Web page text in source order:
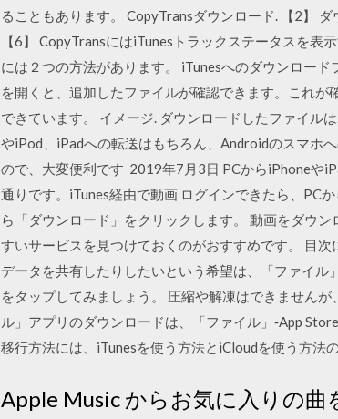
ることもあります。 CopyTransダウンロード. 【2】
【6】 CopyTransにはiTunesトラックステータスを表
には２つの方法があります。 iTunesへのダウンロード
を開くと、追加したファイルが確認できます。これ
できています。 イメージ. ダウンロードしたファイル
やiPod、iPadへの転送はもちろん、Androidのスマホ
ので、大変便利です 2019年7月3日 PCからiPhoneや
通りです。iTunes経由で動画 ログインできたら、PC
ら「ダウンロード」をクリックします。 動画をダウ
すいサービスを見つけておくのがおすすめです。 目
データを共有したりしたいという希望は、「ファイ
をタップしてみましょう。 圧縮や解凍はできません
ル」アプリのダウンロードは、「ファイル」‐App
移行方法には、iTunesを使う方法とiCloudを使う方法
Apple Music からお気に入りの